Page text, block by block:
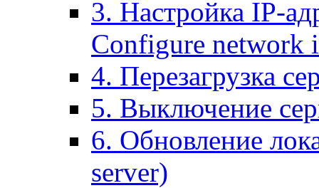
3. Настройка IP-
Configure network
4. Перезагрузка
5. Выключение
6. Обновление
server)